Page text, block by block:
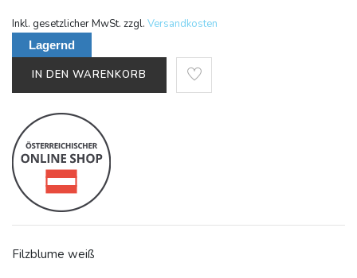
Inkl. gesetzlicher MwSt. zzgl. Versandkosten
Lagernd
IN DEN WARENKORB
Filzblume weiß